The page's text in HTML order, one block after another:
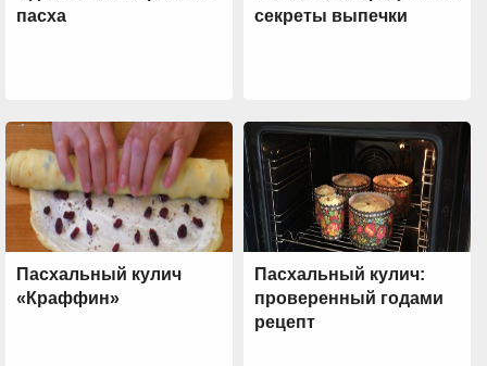
пасха
секреты выпечки
Пасхальный кулич
«Краффин»
Пасхальный кулич:
проверенный годами
рецепт